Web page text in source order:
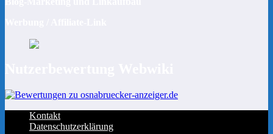
Kontakt
Datenschutzerklärung